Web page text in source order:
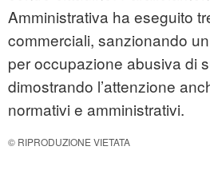
Amministrativa ha eseguito
commerciali, sanzionando
per occupazione abusiva di
dimostrando l’attenzione
normativi e amministrativi.
© RIPRODUZIONE VIETATA